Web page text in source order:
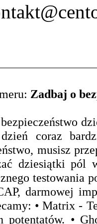
Zadbaj o
coraz
musisz
dziesiątki pól
testowania
darmowej
• Matrix -
•